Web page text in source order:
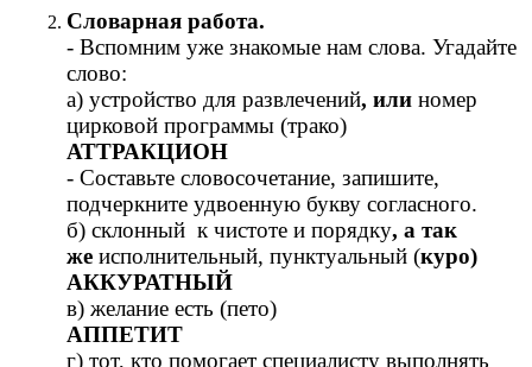
Словарная работа.
- Вспомним уже знакомые нам слова. Угадайте
слово:
а) устройство для развлечений, или номер
цирковой программы (трако)
АТТРАКЦИОН
- Составьте словосочетание, запишите,
подчеркните удвоенную букву согласного.
б) склонный к чистоте и порядку, а так
же исполнительный, пунктуальный (куро)
АККУРАТНЫЙ
в) желание есть (пето)
АППЕТИТ
г) тот, кто помогает специалисту выполнять